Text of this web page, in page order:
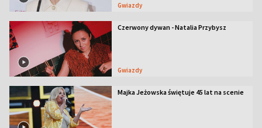
Gwiazdy
Czerwony dywan - Natalia Przybysz
Gwiazdy
Majka Jeżowska świętuje 45 lat na scenie